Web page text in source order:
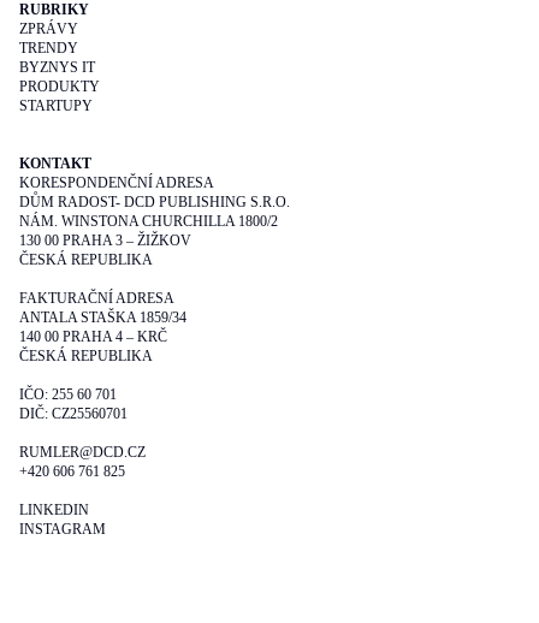
RUBRIKY
ZPRÁVY
TRENDY
BYZNYS IT
PRODUKTY
STARTUPY
KONTAKT
KORESPONDENČNÍ ADRESA
DŮM RADOST- DCD PUBLISHING S.R.O.
NÁM. WINSTONA CHURCHILLA 1800/2
130 00 PRAHA 3 – ŽIŽKOV
ČESKÁ REPUBLIKA
FAKTURAČNÍ ADRESA
ANTALA STAŠKA 1859/34
140 00 PRAHA 4 – KRČ
ČESKÁ REPUBLIKA
IČO: 255 60 701
DIČ: CZ25560701
RUMLER@DCD.CZ
+420 606 761 825
LINKEDIN
INSTAGRAM